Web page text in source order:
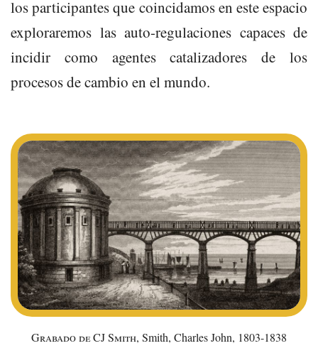
los participantes que coincidamos en este espacio
exploraremos las auto-regulaciones capaces de
incidir como agentes catalizadores de los
procesos de cambio en el mundo.
Grabado de CJ Smith, Smith, Charles John, 1803-1838